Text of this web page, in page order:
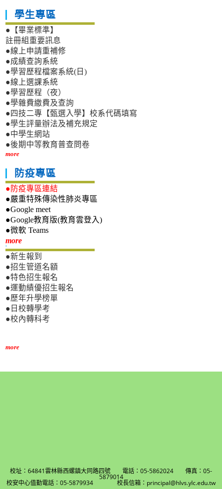
學生專區
●【畢業標準】
註冊組重要訊息
●線上申請重補修
●成績查詢系統
●學習歷程檔案系統(日)
●線上選課系統
●學習歷程（夜）
●學雜費繳費及查詢
●四技二專【甄選入學】校系代碼填寫
●學生評量辦法及補充規定
●中學生網站
●後期中等教育普查問卷
more
防疫專區
●防疫專區連結
●嚴重特殊傳染性肺炎專區
●Google meet
●Google教育版(教育雲登入)
●微軟 Teams
more新生專區
●新生報到
●招生管道名額
●特色招生報名
●運動績優招生報名
●歷年升學榜單
●日校轉學考
●校內轉科考
more
校址：64841雲林縣西螺鎮大同路四號 電話：05-5862024 傳真：05-
5879014
校安中心值勤電話：05-5879934 校長信箱：principal@hlvs.ylc.edu.tw